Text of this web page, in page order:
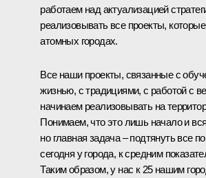
работаем над актуализацией
реализовывать все проекты,
атомных городах.
Все наши проекты, связанные с
жизнью, с традициями, с работой с
начинаем реализовывать на
Понимаем, что это лишь начало и
но главная задача – подтянуть все
сегодня у города, к средним
Таким образом, у нас к 25 нашим